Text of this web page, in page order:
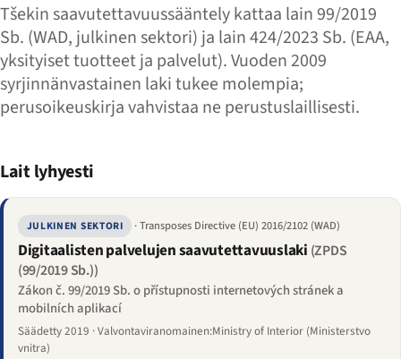
Tšekin saavutettavuussääntely kattaa lain 99/2019
Sb. (WAD, julkinen sektori) ja lain 424/2023 Sb. (EAA,
yksityiset tuotteet ja palvelut). Vuoden 2009
syrjinnänvastainen laki tukee molempia;
perusoikeuskirja vahvistaa ne perustuslaillisesti.
Lait lyhyesti
JULKINEN SEKTORI · Transposes Directive (EU) 2016/2102 (WAD)
Digitaalisten palvelujen saavutettavuuslaki (ZPDS
(99/2019 Sb.))
Zákon č. 99/2019 Sb. o přístupnosti internetových stránek a
mobilních aplikací
Säädetty 2019 · Valvontaviranomainen:Ministry of Interior (Ministerstvo
vnitra)